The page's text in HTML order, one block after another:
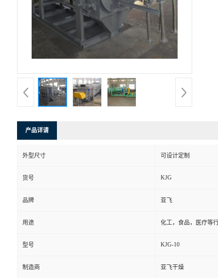
产品详请
外型尺寸 可设计定制
货号 KJG
品牌 亚飞
用途 化工，食品，医疗等
型号 KJG-10
制造商 亚飞干燥